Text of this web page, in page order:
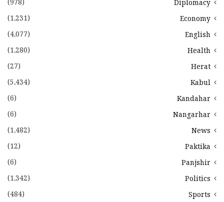
Diplomacy
(978)
Economy
(1،231)
English
(4،077)
Health
(1،280)
Herat
(27)
Kabul
(5،434)
Kandahar
(6)
Nangarhar
(6)
News
(1،482)
Paktika
(12)
Panjshir
(6)
Politics
(1،342)
Sports
(484)